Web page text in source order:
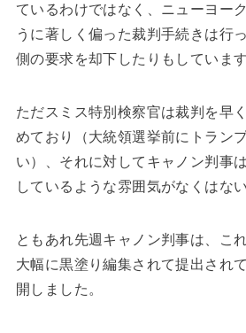
ているわけではなく、ニューヨー
うに著しく偏った裁判手続きは行
側の要求を却下したりもしています
ただスミス特別検察官は裁判を早
めており（大統領選挙前にトラン
い）、それに対してキャノン判事
しているような雰囲気がなくはない
ともあれ先週キャノン判事は、こ
大幅に黒塗り編集されて提出され
開しました。